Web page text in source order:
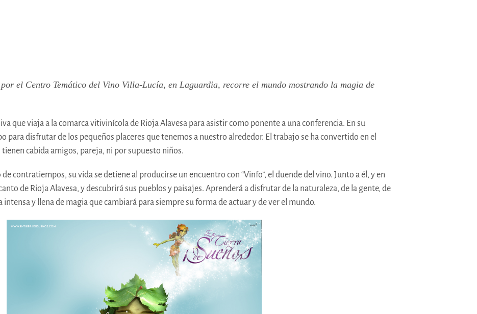
el Centro Temático del Vino Villa-Lucía, en Laguardia, recorre el mundo mostrando la magia de
que viaja a la comarca vitivinícola de Rioja Alavesa para asistir como ponente a una conferencia. En su
para disfrutar de los pequeños placeres que tenemos a nuestro alrededor. El trabajo se ha convertido en el
cabida amigos, pareja, ni por supuesto niños.
contratiempos, su vida se detiene al producirse un encuentro con “Vinfo”, el duende del vino. Junto a él, y en
de Rioja Alavesa, y descubrirá sus pueblos y paisajes. Aprenderá a disfrutar de la naturaleza, de la gente, de
intensa y llena de magia que cambiará para siempre su forma de actuar y de ver el mundo.